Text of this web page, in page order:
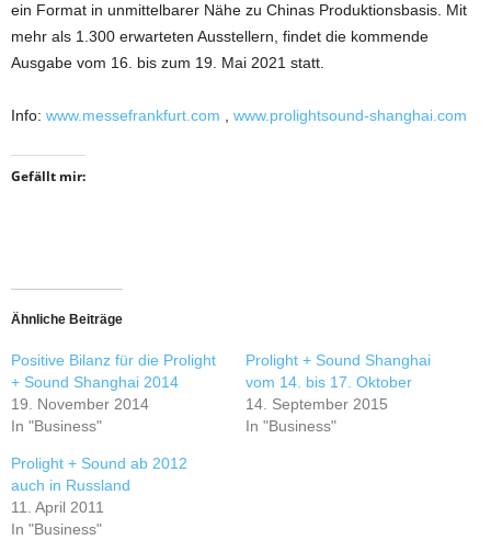
ein Format in unmittelbarer Nähe zu Chinas Produktionsbasis. Mit
mehr als 1.300 erwarteten Ausstellern, findet die kommende
Ausgabe vom 16. bis zum 19. Mai 2021 statt.
Info: www.messefrankfurt.com www.prolightsound-shanghai.com
Gefällt mir:
Ähnliche Beiträge
Positive Bilanz für die Prolight
+ Sound Shanghai 2014
19. November 2014
In "Business"
Prolight + Sound Shanghai
vom 14. bis 17. Oktober
14. September 2015
In "Business"
Prolight + Sound ab 2012
auch in Russland
11. April 2011
In "Business"